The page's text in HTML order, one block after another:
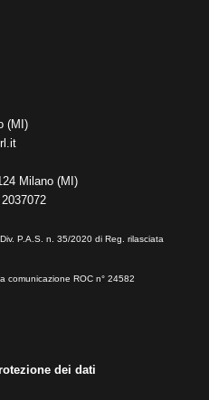
(MI)
Milano (MI)
P.A.S. n. 35/2020 di Reg. rilasciata
comunicazione ROC n° 24582
dei dati